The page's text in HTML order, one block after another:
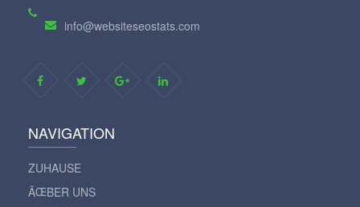
info@websiteseostats.com
NAVIGATION
ZUHAUSE
ÃŒBER UNS